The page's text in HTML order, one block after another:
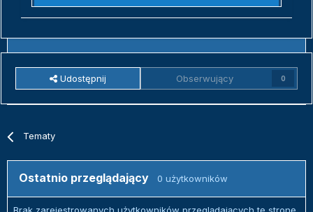
Udostępnij Obserwujący 0
Tematy
Ostatnio przeglądający 0 użytkowników